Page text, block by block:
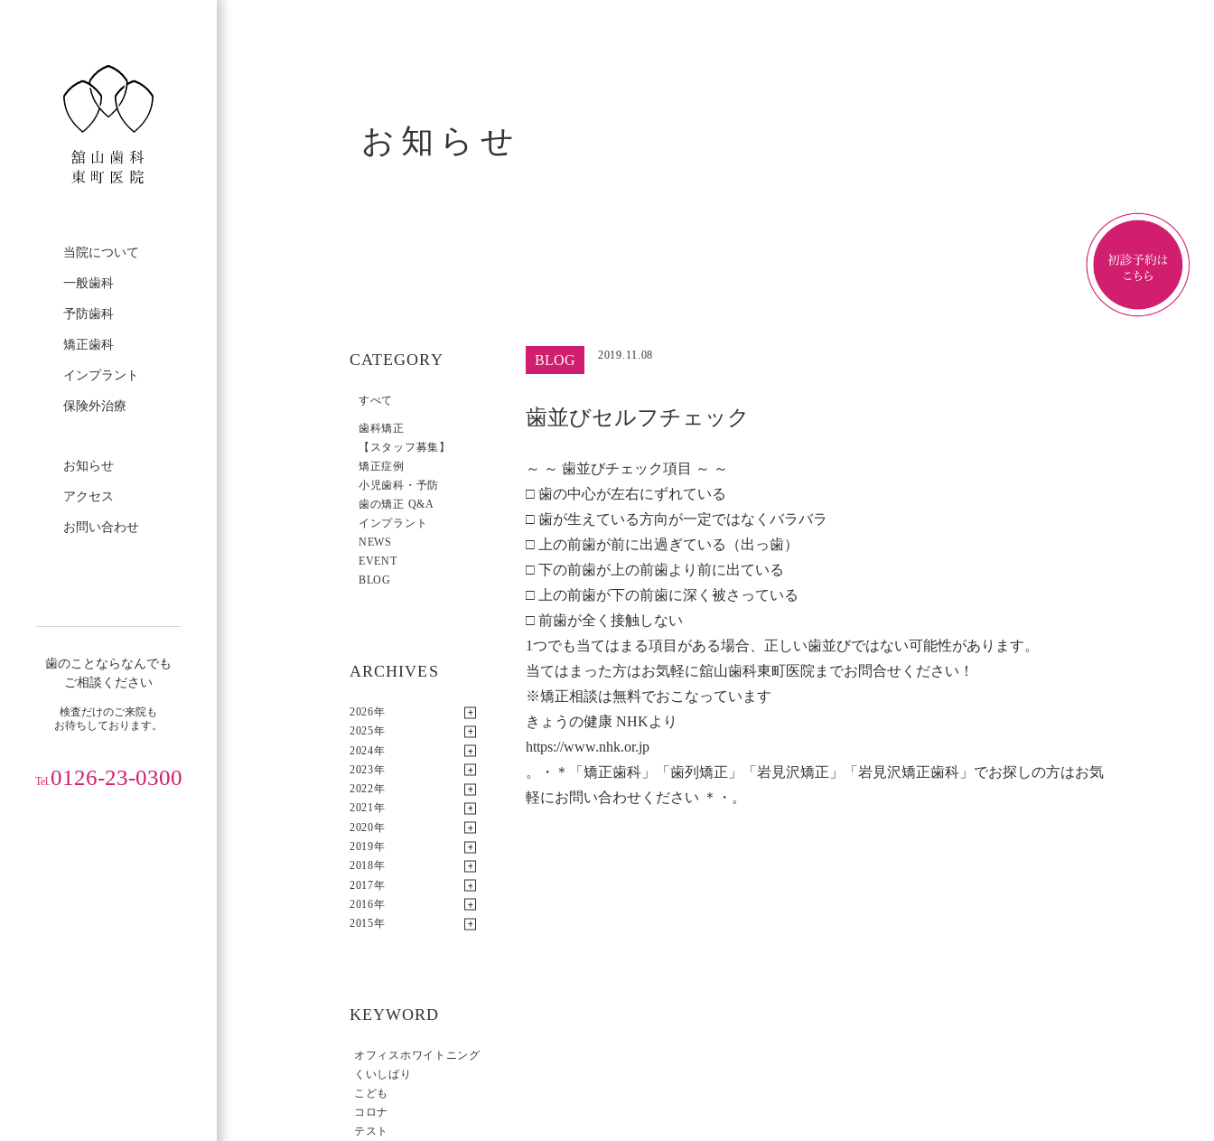
当院について
一般歯科
予防歯科
矯正歯科
インプラント
保険外治療
お知らせ
アクセス
お問い合わせ
歯のことならなんでも
ご相談ください
検査だけのご来院も
お待ちしております。
Tel. 0126-23-0300
お知らせ
CATEGORY
すべて
歯科矯正
【スタッフ募集】
矯正症例
小児歯科・予防
歯の矯正 Q&A
インプラント
NEWS
EVENT
BLOG
ARCHIVES
2026年
2025年
2024年
2023年
2022年
2021年
2020年
2019年
2018年
2017年
2016年
2015年
KEYWORD
オフィスホワイトニング
くいしばり
こども
コロナ
テスト
BLOG 2019.11.08
歯並びセルフチェック
～ ～ 歯並びチェック項目 ～ ～
□ 歯の中心が左右にずれている
□ 歯が生えている方向が一定ではなくバラバラ
□ 上の前歯が前に出過ぎている（出っ歯）
□ 下の前歯が上の前歯より前に出ている
□ 上の前歯が下の前歯に深く被さっている
□ 前歯が全く接触しない
1つでも当てはまる項目がある場合、正しい歯並びではない可能性があります。
当てはまった方はお気軽に舘山歯科東町医院までお問合せください！
※矯正相談は無料でおこなっています
きょうの健康 NHKより
https://www.nhk.or.jp
。・＊「矯正歯科」「歯列矯正」「岩見沢矯正」「岩見沢矯正歯科」でお探しの方はお気
軽にお問い合わせください ＊・。